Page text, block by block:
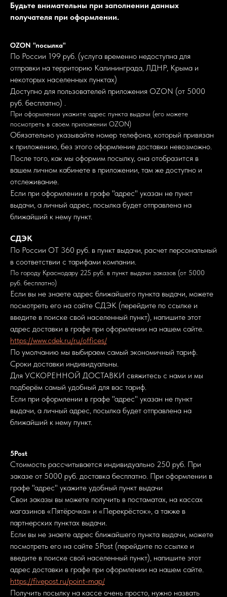
Будьте внимательны при заполнении данных
получателя при оформлении.
OZON "посылка"
По России 199 руб. (услуга временно недоступна для
отправки на территорию Калининграда, ЛДНР, Крыма и
некоторых населенных пунктах)
Доступно для пользователей приложения OZON (от 5000
руб. бесплатно) .
При оформлении укажите адрес пункта выдачи (его можете
посмотреть в своем приложении OZON)
Обязательно указывайте номер телефона, который привязан
к приложению, без этого оформление доставки невозможно.
После того, как мы оформим посылку, она отобразится в
вашем личном кабинете в приложении, там же доступно и
отслеживание.
Если при оформлении в графе "адрес" указан не пункт
выдачи, а личный адрес, посылка будет отправлена на
ближайший к нему пункт.
СДЭК
По России ОТ 360 руб. в пункт выдачи, расчет персональный
в соответствии с тарифами компании.
По городу Краснодару 225 руб. в пункт выдачи заказов (от 5000
руб. бесплатно)
Если вы не знаете адрес ближайшего пункта выдачи, можете
посмотреть его на сайте СДЭК (перейдите по ссылке и
введите в поиске свой населенный пункт), напишите этот
адрес доставки в графе при оформлении на нашем сайте.
https://www.cdek.ru/ru/offices/
По умолчанию мы выбираем самый экономичный тариф.
Сроки доставки индивидуальны.
Для УСКОРЕННОЙ ДОСТАВКИ свяжитесь с нами и мы
подберём самый удобный для вас тариф.
Если при оформлении в графе "адрес" указан не пункт
выдачи, а личный адрес, посылка будет отправлена на
ближайший к нему пункт.
5Post
Стоимость рассчитывается индивидуально 250 руб. При
заказе от 5000 руб. доставка бесплатно. При оформлении в
графе "адрес" укажите удобный пункт выдачи
Свои заказы вы можете получить в постаматах, на кассах
магазинов «Пятёрочка» и «Перекрёсток», а также в
партнерских пунктах выдачи.
Если вы не знаете адрес ближайшего пункта выдачи, можете
посмотреть его на сайте 5Post (перейдите по ссылке и
введите в поиске свой населенный пункт), напишите этот
адрес доставки в графе при оформлении на нашем сайте.
https://fivepost.ru/point-map/
Получить посылку на кассе очень просто, нужно назвать